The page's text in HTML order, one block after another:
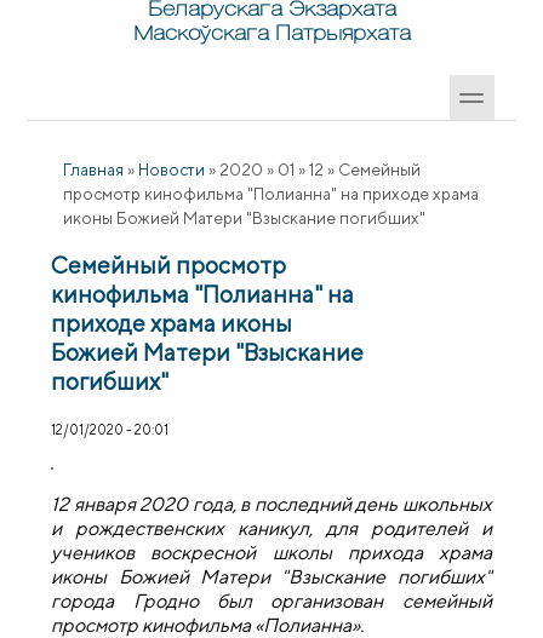
Беларускага Экзархата
Маскоўскага Патрыярхата
Главная » Новости » 2020 » 01 » 12 » Семейный
просмотр кинофильма "Полианна" на приходе храма
иконы Божией Матери "Взыскание погибших"
Семейный просмотр
кинофильма "Полианна" на
приходе храма иконы
Божией Матери "Взыскание
погибших"
12/01/2020 - 20:01
12 января 2020 года, в последний день школьных
и рождественских каникул, для родителей и
учеников воскресной школы прихода храма
иконы Божией Матери "Взыскание погибших"
города Гродно был организован семейный
просмотр кинофильма «Полианна».